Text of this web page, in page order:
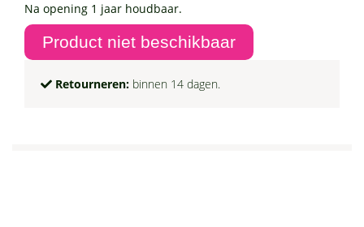
Na opening 1 jaar houdbaar.
Retourneren: binnen 14 dagen.